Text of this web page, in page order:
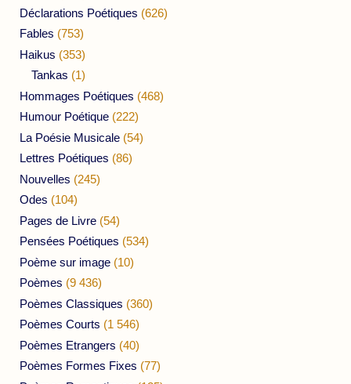
Déclarations Poétiques (626)
Fables (753)
Haikus (353)
Tankas (1)
Hommages Poétiques (468)
Humour Poétique (222)
La Poésie Musicale (54)
Lettres Poétiques (86)
Nouvelles (245)
Odes (104)
Pages de Livre (54)
Pensées Poétiques (534)
Poème sur image (10)
Poèmes (9 436)
Poèmes Classiques (360)
Poèmes Courts (1 546)
Poèmes Etrangers (40)
Poèmes Formes Fixes (77)